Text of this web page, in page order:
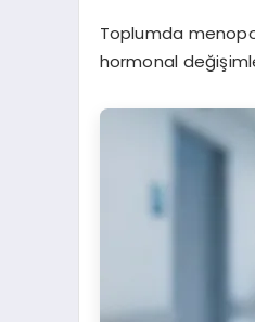
Toplumda
hormonal